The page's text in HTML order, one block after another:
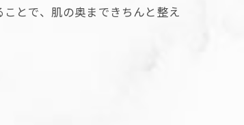
とで、肌の奥まできちんと整え